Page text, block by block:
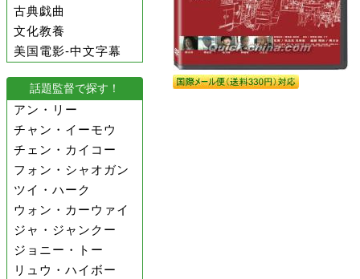
古典戯曲
文化教養
美国電影-中文字幕
話題監督で探す！
アン・リー
チャン・イーモウ
チェン・カイコー
フォン・シャオガン
ツイ・ハーク
ウォン・カーウァイ
ジャ・ジャンクー
ジョニー・トー
リュウ・ハイボー